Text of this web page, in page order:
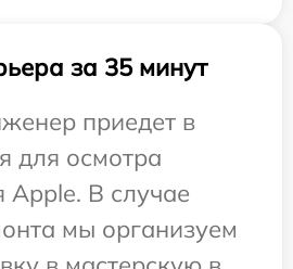
за 35 минут
приедет в
для осмотра
Apple. В случае
мы организуем